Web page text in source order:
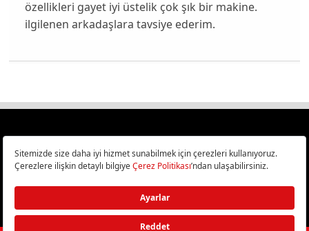
özellikleri gayet iyi üstelik çok şık bir makine.
ilgilenen arkadaşlara tavsiye ederim.
Türkiye
Bilişim ve Teknoloji Haberleri CHIP Online’da!